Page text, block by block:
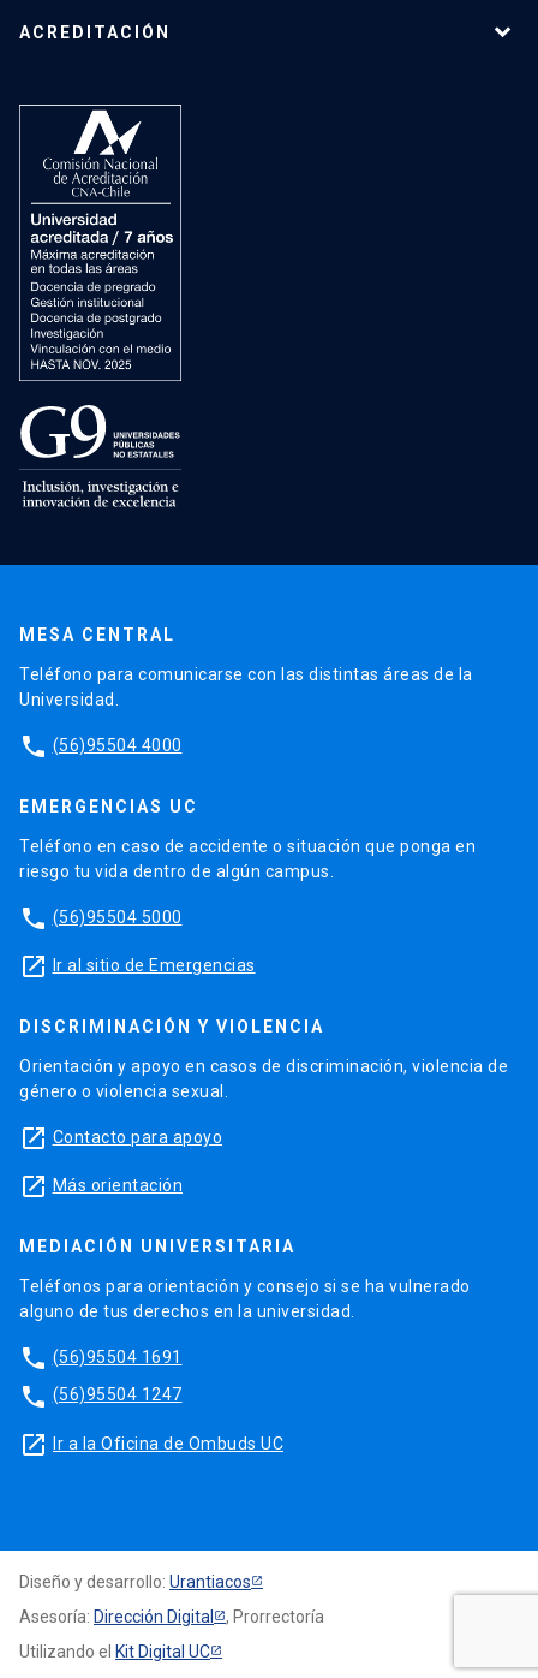
ACREDITACIÓN
MESA CENTRAL
Teléfono para comunicarse con las distintas áreas de la
Universidad.
phone (56)95504 4000
EMERGENCIAS UC
Teléfono en caso de accidente o situación que ponga en
riesgo tu vida dentro de algún campus.
phone (56)95504 5000
launch Ir al sitio de Emergencias
DISCRIMINACIÓN Y VIOLENCIA
Orientación y apoyo en casos de discriminación, violencia de
género o violencia sexual.
launch Contacto para apoyo
launch Más orientación
MEDIACIÓN UNIVERSITARIA
Teléfonos para orientación y consejo si se ha vulnerado
alguno de tus derechos en la universidad.
phone (56)95504 1691
phone (56)95504 1247
launch Ir a la Oficina de Ombuds UC
Diseño y desarrollo: Urantiacos
Asesoría: Dirección Digital
, Prorrectoría
Utilizando el Kit Digital UC